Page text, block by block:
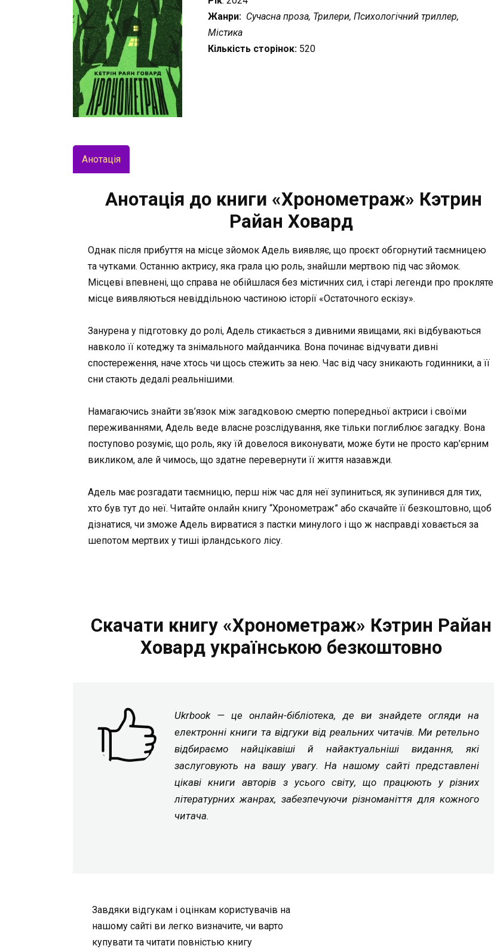
Жанри: Сучасна проза, Трилери, Психологічний триллер,
Містика
Кількість сторінок: 520
Анотація
Анотація до книги «Хронометраж» Кэтрин
Райан Ховард
Однак після прибуття на місце зйомок Адель виявляє, що проєкт обгорнутий таємницею
та чутками. Останню актрису, яка грала цю роль, знайшли мертвою під час зйомок.
Місцеві впевнені, що справа не обійшлася без містичних сил, і старі легенди про прокляте
місце виявляються невіддільною частиною історії «Остаточного ескізу».
Занурена у підготовку до ролі, Адель стикається з дивними явищами, які відбуваються
навколо її котеджу та знімального майданчика. Вона починає відчувати дивні
спостереження, наче хтось чи щось стежить за нею. Час від часу зникають годинники, а її
сни стають дедалі реальнішими.
Намагаючись знайти зв’язок між загадковою смертю попередньої актриси і своїми
переживаннями, Адель веде власне розслідування, яке тільки поглиблює загадку. Вона
поступово розуміє, що роль, яку їй довелося виконувати, може бути не просто кар’єрним
викликом, але й чимось, що здатне перевернути її життя назавжди.
Адель має розгадати таємницю, перш ніж час для неї зупиниться, як зупинився для тих,
хто був тут до неї. Читайте онлайн книгу “Хронометраж” або скачайте її безкоштовно, щоб
дізнатися, чи зможе Адель вирватися з пастки минулого і що ж насправді ховається за
шепотом мертвих у тиші ірландського лісу.
Скачати книгу «Хронометраж» Кэтрин Райан
Ховард українською безкоштовно
Ukrbook — це онлайн-бібліотека, де ви знайдете огляди на
електронні книги та відгуки від реальних читачів. Ми ретельно
відбираємо найцікавіші й найактуальніші видання, які
заслуговують на вашу увагу. На нашому сайті представлені
цікаві книги авторів з усього світу, що працюють у різних
літературних жанрах, забезпечуючи різноманіття для кожного
читача.
Завдяки відгукам і оцінкам користувачів на
нашому сайті ви легко визначите, чи варто
купувати та читати повністью книгу